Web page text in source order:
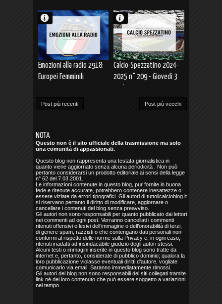
Emozioni alla radio 2918:
Europei Femminili
BELGIO (03.07.2025)
Calcio-Spezzatino 2024-
2025 n° 209 - Giovedì 3
Post più recenti Post più vecchi
NOTA
Questo non è il sito ufficiale della trasmissione ma solo
una comunità di appassionati.
Questo blog non rappresenta una testata giornalistica in
quanto viene aggiornato senza alcuna periodicità . Non può
pertanto considerarsi un prodotto editoriale ai sensi della legge
n° 62 del 7.03.2001.
Le informazioni contenute in questo blog, pur fornite in buona
fede e ritenute accurate, potrebbero contenere inesattezze o
essere viziate da errori tipografici. Gli autori di tuttoilcalcioblog.it
si riservano pertanto il diritto di modificare, aggiornare o
cancellare i contenuti del blog senza preavviso.
Gli autori non sono responsabili per quanto pubblicato dai lettori
nei commenti ad ogni post. Verranno cancellati i commenti
ritenuti offensivi o lesivi dell’immagine o dell’onorabilità di terzi,
di genere spam, razzisti o che contengano dati personali non
conformi al rispetto delle norme sulla Privacy e, in ogni caso,
ritenuti inadatti ad insindacabile giudizio degli autori stessi.
Alcuni testi o immagini inserite in questo blog sono tratte da
internet e, pertanto, considerate di pubblico dominio; qualora la
loro pubblicazione violasse eventuali diritti d’autore, vogliate
comunicarlo via email. Saranno immediatamente rimossi.
Gli autori del blog non sono responsabili dei siti collegati tramite
link né del loro contenuto che può essere soggetto a variazioni
nel tempo.